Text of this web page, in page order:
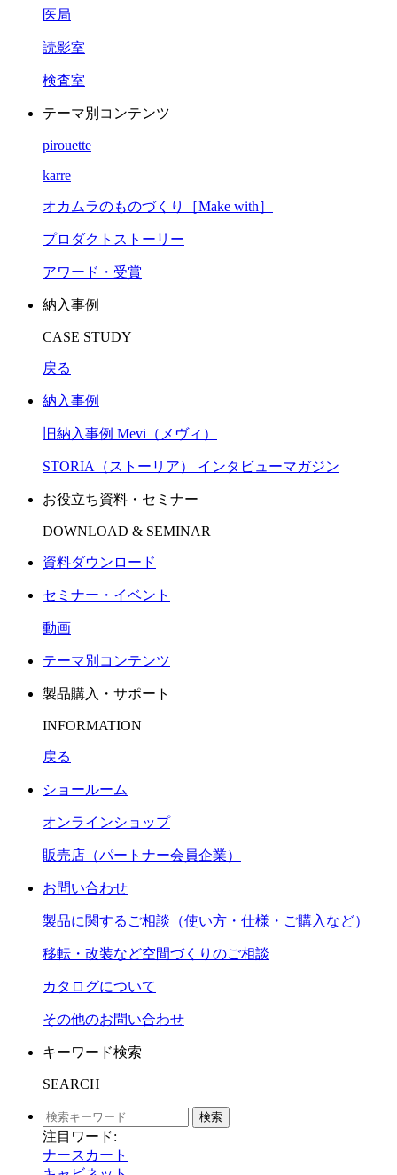
医局
読影室
検査室
テーマ別コンテンツ
pirouette
karre
オカムラのものづくり［Make with］
プロダクトストーリー
アワード・受賞
納入事例
CASE STUDY
戻る
納入事例
旧納入事例 Mevi（メヴィ）
STORIA（ストーリア） インタビューマガジン
お役立ち資料・セミナー
DOWNLOAD & SEMINAR
資料ダウンロード
セミナー・イベント
動画
テーマ別コンテンツ
製品購入・サポート
INFORMATION
戻る
ショールーム
オンラインショップ
販売店（パートナー会員企業）
お問い合わせ
製品に関するご相談（使い方・仕様・ご購入など）
移転・改装など空間づくりのご相談
カタログについて
その他のお問い合わせ
キーワード検索
SEARCH
検索
注目ワード:
ナースカート